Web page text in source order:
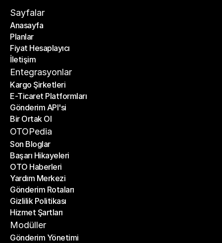
Sayfalar
Anasayfa
Anasayfa
Planlar
Planlar
Fiyat Hesaplayıcı
Fiyat Hesaplayıcı
İletişim
İletişim
Entegrasyonlar
Kargo Şirketleri
Kargo Şirketleri
E-Ticaret Platformları
E-Ticaret Platformları
Gönderim API'si
Gönderim API'si
Bir Ortak Ol
Bir Ortak Ol
OTOPedia
Son Bloglar
Son Bloglar
Başarı Hikayeleri
Başarı Hikayeleri
OTO Haberleri
OTO Haberleri
Yardım Merkezi
Yardım Merkezi
Gönderim Rotaları
Gönderim Rotaları
Gizlilik Politikası
Gizlilik Politikası
Hizmet Şartları
Hizmet Şartları
Modüller
Gönderim Yönetimi